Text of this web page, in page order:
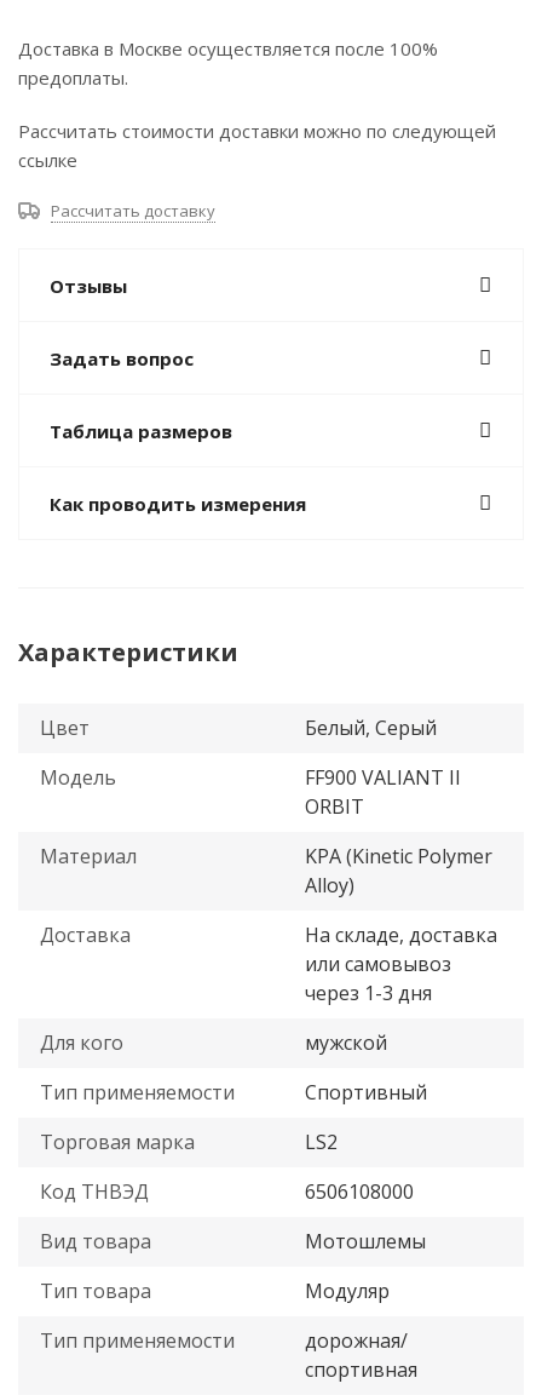
Доставка в Москве осуществляется после 100%
предоплаты.
Рассчитать стоимости доставки можно по следующей
ссылке
Рассчитать доставку
Отзывы
Задать вопрос
Таблица размеров
Как проводить измерения
Характеристики
Цвет
Белый, Серый
Модель
FF900 VALIANT II
ORBIT
Материал
KPA (Kinetic Polymer
Alloy)
Доставка
На складе, доставка
или самовывоз
через 1-3 дня
Для кого
мужской
Тип применяемости
Спортивный
Торговая марка
LS2
Код ТНВЭД
6506108000
Вид товара
Мотошлемы
Тип товара
Модуляр
Тип применяемости
дорожная/
спортивная